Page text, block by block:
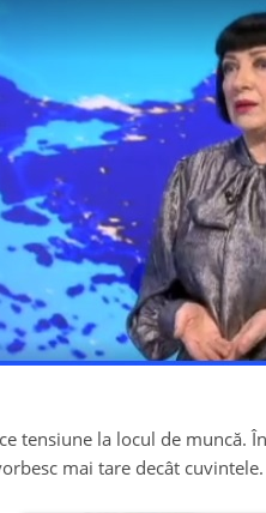
tensiune la locul de muncă.
mai tare decât cuvintele.